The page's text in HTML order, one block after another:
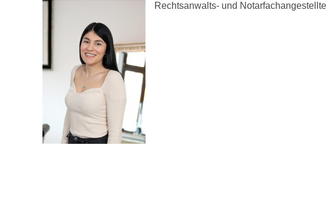
Rechtsanwalts- und Notarfachangestellte